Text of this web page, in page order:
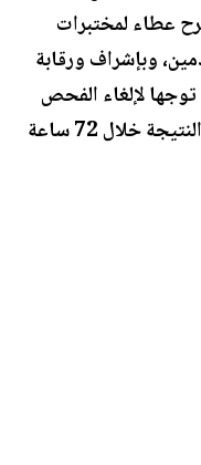
عطاء لمختبرات
وبإشراف ورقابة
لإلغاء الفحص
للقادمين، بشرط وجود فحص سلبي النتيجة خلال 72 ساعة